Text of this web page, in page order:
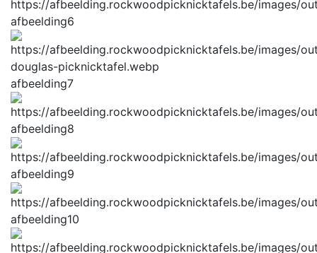
afbeelding6
afbeelding7
afbeelding8
afbeelding9
afbeelding10